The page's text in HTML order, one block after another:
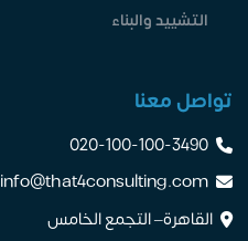
التشييد والبناء
تواصل معنا
020-100-100-3490
info@that4consulting.com
القاهرة– التجمع الخامس